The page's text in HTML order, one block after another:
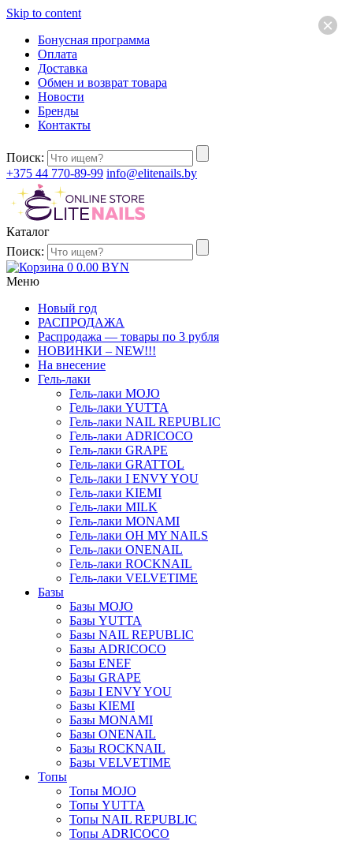
Skip to content
Бонусная программа
Оплата
Доставка
Обмен и возврат товара
Новости
Бренды
Контакты
Поиск:
+375 44 770-89-99 info@elitenails.by
Каталог
Поиск:
0 0.00 BYN
Меню
Новый год
РАСПРОДАЖА
Распродажа — товары по 3 рубля
НОВИНКИ – NEW!!!
На внесение
Гель-лаки
Гель-лаки MOJO
Гель-лаки YUTTA
Гель-лаки NAIL REPUBLIC
Гель-лаки ADRICOCO
Гель-лаки GRAPE
Гель-лаки GRATTOL
Гель-лаки I ENVY YOU
Гель-лаки KIEMI
Гель-лаки MILK
Гель-лаки MONAMI
Гель-лаки OH MY NAILS
Гель-лаки ONENAIL
Гель-лаки ROCKNAIL
Гель-лаки VELVETIME
Базы
Базы MOJO
Базы YUTTA
Базы NAIL REPUBLIC
Базы ADRICOCO
Базы ENEF
Базы GRAPE
Базы I ENVY YOU
Базы KIEMI
Базы MONAMI
Базы ONENAIL
Базы ROCKNAIL
Базы VELVETIME
Топы
Топы MOJO
Топы YUTTA
Топы NAIL REPUBLIC
Топы ADRICOCO
×